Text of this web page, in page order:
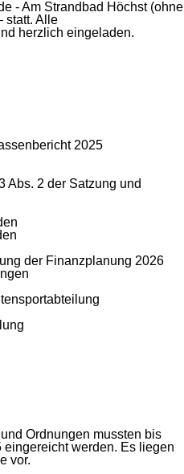
- Am Strandbad Höchst (ohne
statt. Alle
herzlich eingeladen.
2025
Abs. 2 der Satzung und
der Finanzplanung 2026
Ordnungen mussten bis
werden. Es liegen
vor.